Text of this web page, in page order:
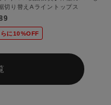
切り替えAライントップス
らに10%OFF